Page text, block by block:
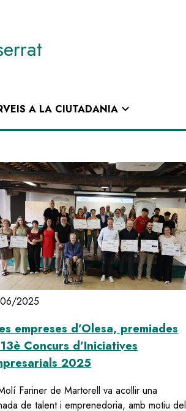
A LA CIUTADANIAexpand_more
2025
empreses d’Olesa, premiades
Concurs d’Iniciatives
2025
Fariner de Martorell va acollir una
de talent i emprenedoria, amb motiu del